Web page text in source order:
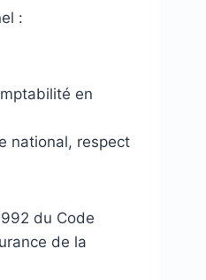
:
en
national, respect
du Code
de la